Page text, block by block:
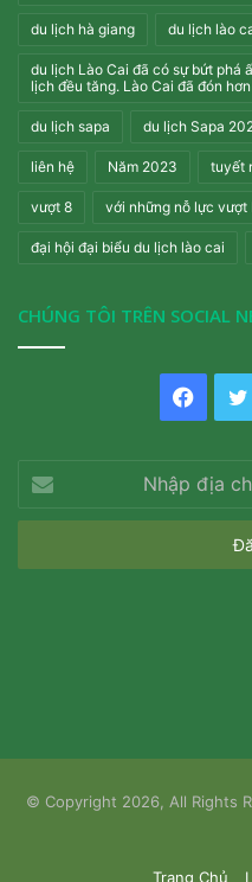
du lịch hà giang du lịch lào
du lịch Lào Cai đã có sự bứt phá
lịch đều tăng. Lào Cai đã đón
du lịch sapa du lịch Sapa
liên hệ Năm 2023 tuyết
vượt 8 với những nỗ lực vượt
đại hội đại biểu du lịch lào cai
CHÚNG TÔI TRÊN SOCIAL
địa
chỉ
của
© Copyright 2026, All Rights
Trang Chủ